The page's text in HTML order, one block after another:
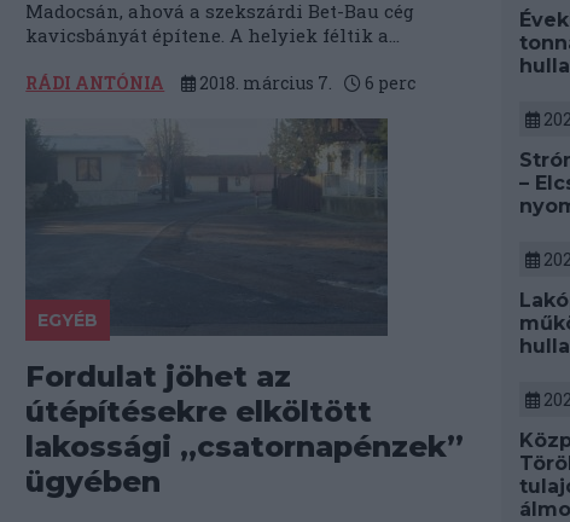
Madocsán, ahová a szekszárdi Bet-Bau cég
kavicsbányát építene. A helyiek féltik a...
RÁDI ANTÓNIA 2018. március 7. 6 perc
EGYÉB
Fordulat jöhet az
útépítésekre elköltött
lakossági „csatornapénzek”
ügyében
–